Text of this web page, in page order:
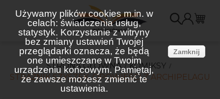
Używamy plików cookies m.in. w
celach: świadczenia usług,
statystyk. Korzystanie z witryny
bez zmiany ustawień Twojej
przeglądarki oznacza, że będą
one umieszczane w Twoim
urządzeniu końcowym. Pamiętaj,
że zawsze możesz zmienić te
ustawienia.
Zamknij
STRONA GŁÓWNA
KOMIKSY
STRAŻNIK SZYSZEK. OPOWIEŚCI Z ARCHIPELAGU